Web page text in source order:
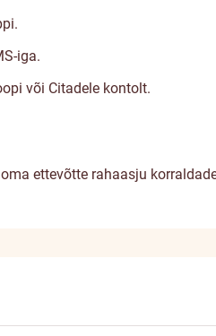
iga.
või Citadele kontolt.
ettevõtte rahaasju